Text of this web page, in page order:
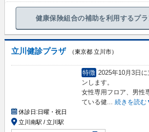
健康保険組合の補助を利用するプ
立川健診プラザ
（東京都 立川市）
特徴 2025年10月3日
ンします。
女性専用フロア、男性
ている健... 続きを読む
休診日:日曜・祝日
立川南駅 / 立川駅